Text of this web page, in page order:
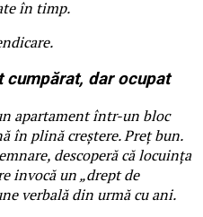
în timp.
cumpărat, dar ocupat
apartament într-un bloc
în plină creștere. Preț bun.
descoperă că locuința
invocă un „drept de
verbală din urmă cu ani.